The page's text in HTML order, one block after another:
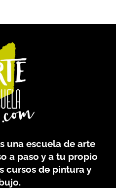
una escuela de arte
a paso y a tu propio
cursos de pintura y